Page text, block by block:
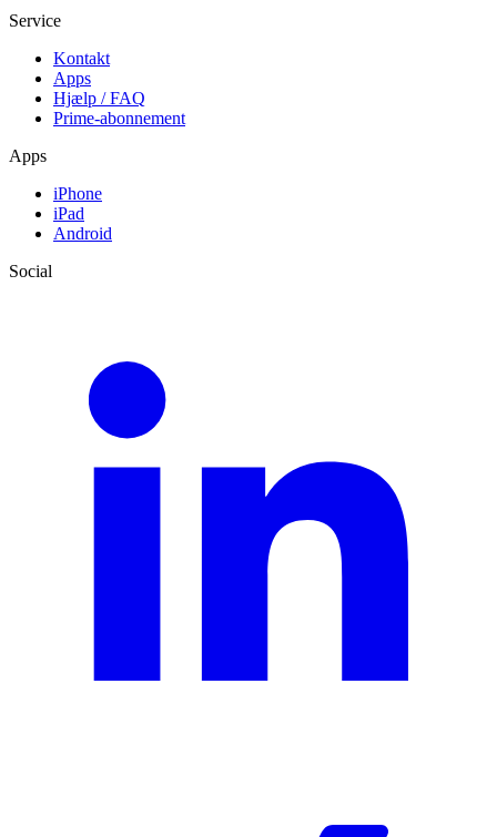
Service
Kontakt
Apps
Hjælp / FAQ
Prime-abonnement
Apps
iPhone
iPad
Android
Social